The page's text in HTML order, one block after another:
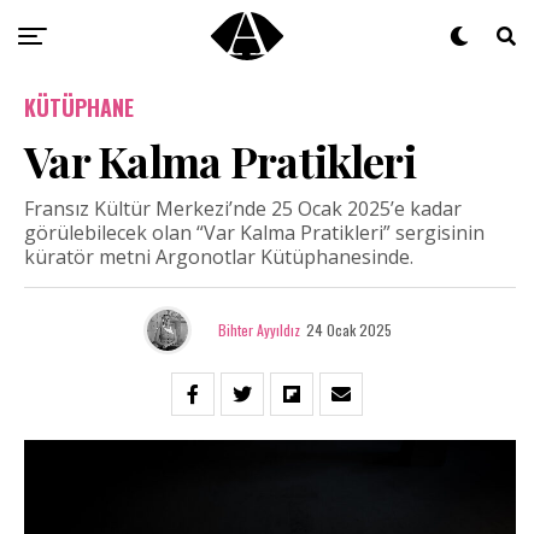
KÜTÜPHANE
Var Kalma Pratikleri
Fransız Kültür Merkezi’nde 25 Ocak 2025’e kadar
görülebilecek olan “Var Kalma Pratikleri” sergisinin
küratör metni Argonotlar Kütüphanesinde.
Bihter Ayyıldız 24 Ocak 2025